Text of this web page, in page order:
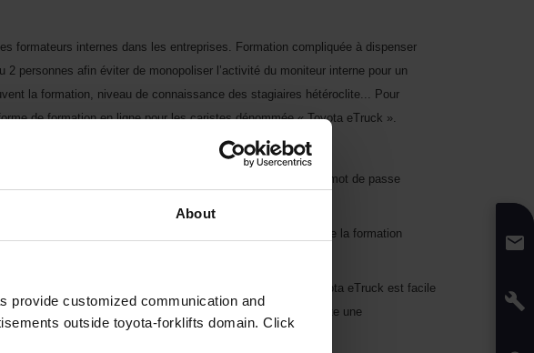
About
provide customized communication and
outside toyota-forklifts domain. Click
formateurs internes dans les entreprises. Formation compliquée à dispenser
personnes afin éviter de monopoliser l’activité du moniteur interne pour un
la formation, niveau de connaissance des stagiaires hétéroclite... Pour
de formation en ligne pour les caristes dénommée « Toyota eTruck ».
à la demande, au moyen d’un code utilisateur et d’un mot de passe
il peut revoir le sujet directement avec le cariste lors de la formation
sur la pratique de la conduite.
l’enchaînement des faits qui aboutissent à l’accident. Toyota eTruck est facile
cohérents avec la formation pratique et apportent au cariste une
connaître l’issue de l’histoire !